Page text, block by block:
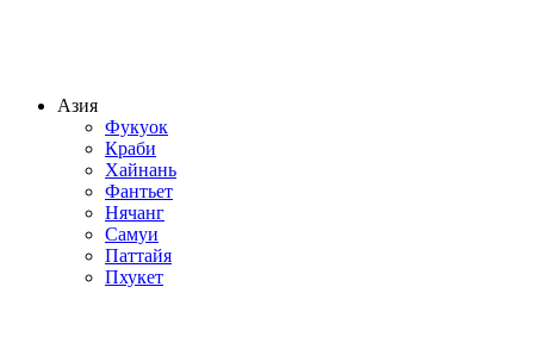
Азия
Фукуок
Краби
Хайнань
Фантьет
Нячанг
Самуи
Паттайя
Пхукет